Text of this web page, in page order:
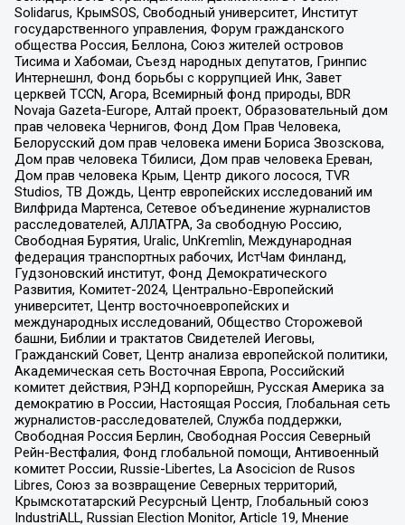
Solidarus, КрымSOS, Свободный университет, Институт
государственного управления, Форум гражданского
общества Россия, Беллона, Союз жителей островов
Тисима и Хабомаи, Съезд народных депутатов, Гринпис
Интернешнл, Фонд борьбы с коррупцией Инк, Завет
церквей TCCN, Агора, Всемирный фонд природы, BDR
Novaja Gazeta-Europe, Алтай проект, Образовательный дом
прав человека Чернигов, Фонд Дом Прав Человека,
Белорусский дом прав человека имени Бориса Звозскова,
Дом прав человека Тбилиси, Дом прав человека Ереван,
Дом прав человека Крым, Центр дикого лосося, TVR
Studios, ТВ Дождь, Центр европейских исследований им
Вилфрида Мартенса, Сетевое объединение журналистов
расследователей, АЛЛАТРА, За свободную Россию,
Свободная Бурятия, Uralic, UnKremlin, Международная
федерация транспортных рабочих, ИстЧам Финланд,
Гудзоновский институт, Фонд Демократического
Развития, Комитет-2024, Центрально-Европейский
университет, Центр восточноевропейских и
международных исследований, Общество Сторожевой
башни, Библии и трактатов Свидетелей Иеговы,
Гражданский Совет, Центр анализа европейской политики,
Академическая сеть Восточная Европа, Российский
комитет действия, РЭНД корпорейшн, Русская Америка за
демократию в России, Настоящая Россия, Глобальная сеть
журналистов-расследователей, Служба поддержки,
Свободная Россия Берлин, Свободная Россия Северный
Рейн-Вестфалия, Фонд глобальной помощи, Антивоенный
комитет России, Russie-Libertes, La Asocicion de Rusos
Libres, Союз за возвращение Северных территорий,
Крымскотатарский Ресурсный Центр, Глобальный союз
IndustriALL, Russian Election Monitor, Article 19, Мнение